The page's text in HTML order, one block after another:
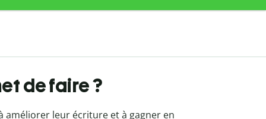
de faire ?
améliorer leur écriture et à gagner en